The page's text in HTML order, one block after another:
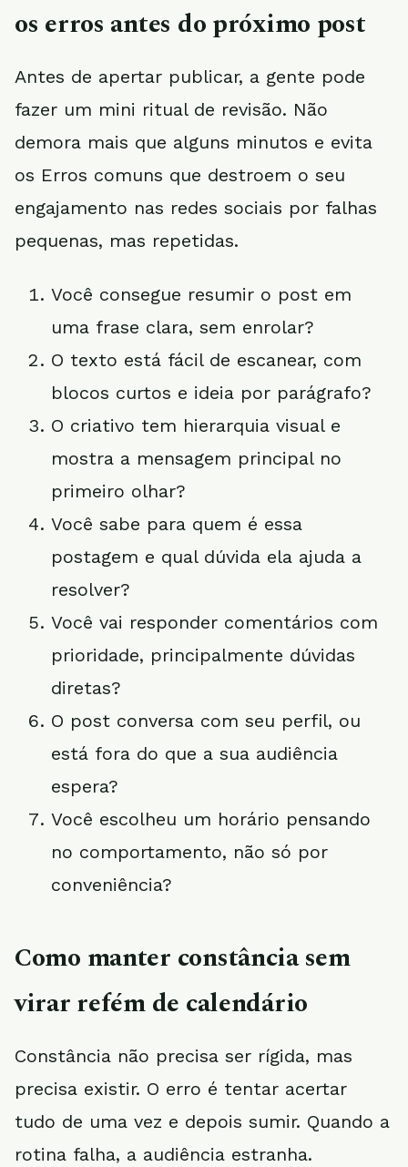
os erros antes do próximo post
Antes de apertar publicar, a gente pode
fazer um mini ritual de revisão. Não
demora mais que alguns minutos e evita
os Erros comuns que destroem o seu
engajamento nas redes sociais por falhas
pequenas, mas repetidas.
Você consegue resumir o post em
uma frase clara, sem enrolar?
O texto está fácil de escanear, com
blocos curtos e ideia por parágrafo?
O criativo tem hierarquia visual e
mostra a mensagem principal no
primeiro olhar?
Você sabe para quem é essa
postagem e qual dúvida ela ajuda a
resolver?
Você vai responder comentários com
prioridade, principalmente dúvidas
diretas?
O post conversa com seu perfil, ou
está fora do que a sua audiência
espera?
Você escolheu um horário pensando
no comportamento, não só por
conveniência?
Como manter constância sem
virar refém de calendário
Constância não precisa ser rígida, mas
precisa existir. O erro é tentar acertar
tudo de uma vez e depois sumir. Quando a
rotina falha, a audiência estranha.